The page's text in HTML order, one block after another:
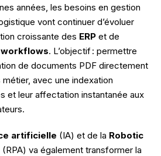
années, les besoins en gestion
vont continuer d’évoluer
croissante des ERP et de
. L’objectif : permettre
de documents PDF directement
avec une indexation
et leur affectation instantanée aux
artificielle (IA) et de la Robotic
(RPA) va également transformer la